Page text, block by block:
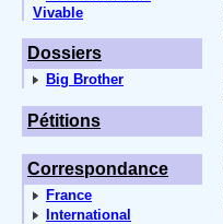
Vivable
Dossiers
Big Brother
Pétitions
Correspondance
France
International